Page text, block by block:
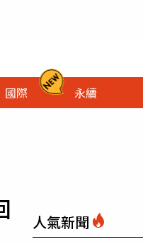
國際 永續
人氣新聞